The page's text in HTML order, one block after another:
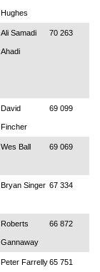
Hughes
Ali Samadi
Ahadi
70 263
David
Fincher
69 099
Wes Ball 69 069
Bryan Singer 67 334
Roberts
Gannaway
66 872
Peter Farrelly65 751